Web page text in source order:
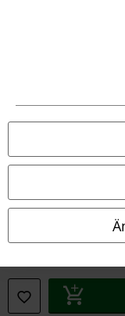
Ladda ner villkoren
Avfallshantering och
Försäkran om
Information om
Bekräfta ångrat köp